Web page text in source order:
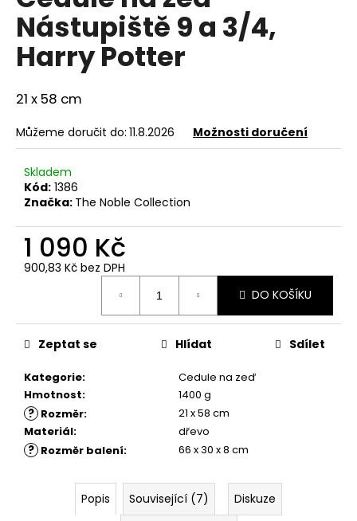
0,0
5
hvězdiček.
Nástupiště 9 a 3/4,
Harry Potter
21 x 58 cm
Můžeme doručit do: 11.8.2026 Možnosti doručení
Skladem
Kód: 1386
Značka: The Noble Collection
1 090 Kč
900,83 Kč bez DPH
DO KOŠÍKU
Kategorie:
Cedule na zeď
Hmotnost: 1400 g
? Rozměr:
21 x 58 cm
Materiál: dřevo
? Rozměr balení: 66 x 30 x 8 cm
Zeptat se Hlídat Sdílet
Popis Související (7)
Diskuze
a
j
í
?
o
r
u
u
e
m
e